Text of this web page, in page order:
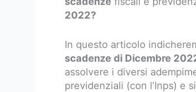
2022?
In questo articolo
scadenze di Dicembre
assolvere i diversi
previdenziali (con l’Inps) e